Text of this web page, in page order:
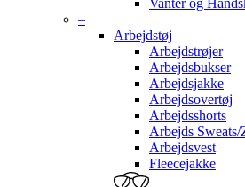
Vanter og
–
Arbejdstøj
Arbejdstrøjer
Arbejdsbukser
Arbejdsjakke
Arbejdsovertøj
Arbejdsshorts
Arbejds Sweats/
Arbejdsvest
Fleecejakke